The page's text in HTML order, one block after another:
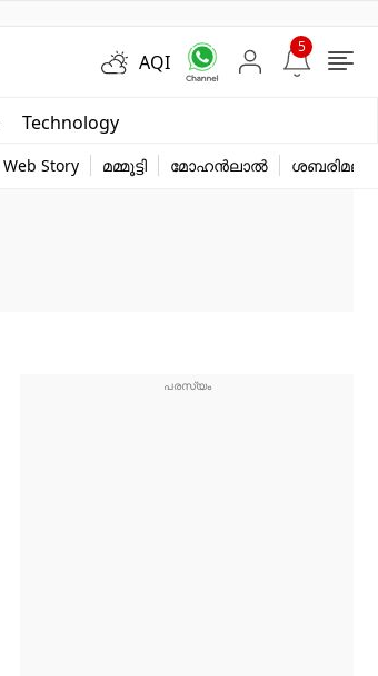
AQI
5
Technology
Web Story മമ്മൂട്ടി മോഹൻലാൽ ശബരിമല